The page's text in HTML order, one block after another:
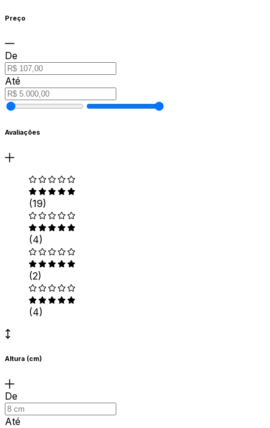
Preço
De
Até
Avaliações
(19)
(4)
(2)
(4)
Altura (cm)
De
Até